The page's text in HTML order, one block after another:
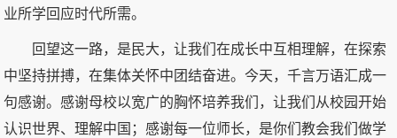
业所学回应时代所需。
回望这一路，是民大，让我们在成长中互相理解，在探索
中坚持拼搏，在集体关怀中团结奋进。今天，千言万语汇成一
句感谢。感谢母校以宽广的胸怀培养我们，让我们从校园开始
认识世界、理解中国；感谢每一位师长，是你们教会我们做学